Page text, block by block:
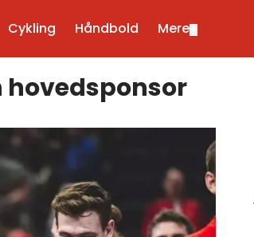
Cykling Håndbold Mere